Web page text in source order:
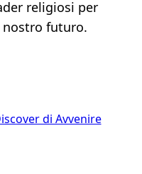
religiosi per
futuro.
di Avvenire